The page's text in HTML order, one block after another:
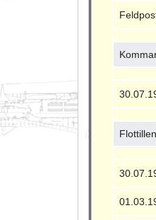
Flottillen